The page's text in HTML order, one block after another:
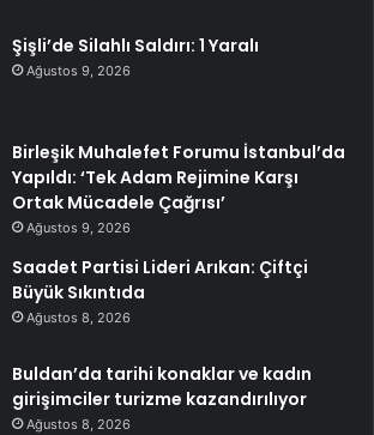
Şişli’de Silahlı Saldırı: 1 Yaralı
Ağustos 9, 2026
Birleşik Muhalefet Forumu İstanbul’da
Yapıldı: ‘Tek Adam Rejimine Karşı
Ortak Mücadele Çağrısı’
Ağustos 9, 2026
Saadet Partisi Lideri Arıkan: Çiftçi
Büyük Sıkıntıda
Ağustos 8, 2026
Buldan’da tarihi konaklar ve kadın
girişimciler turizme kazandırılıyor
Ağustos 8, 2026